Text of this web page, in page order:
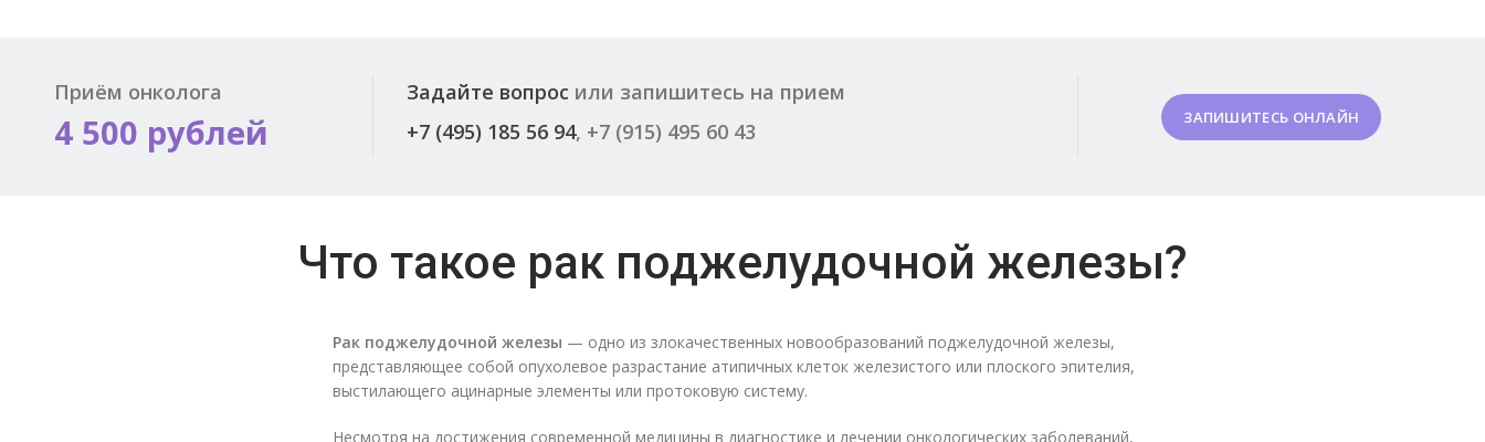
Приём онколога
4 500 рублей
Задайте вопрос или запишитесь на прием
+7 (495) 185 56 94, +7 (915) 495 60 43
ЗАПИШИТЕСЬ ОНЛАЙН
Что такое рак поджелудочной железы?
Рак поджелудочной железы — одно из злокачественных новообразований поджелудочной железы,
представляющее собой опухолевое разрастание атипичных клеток железистого или плоского эпителия,
выстилающего ацинарные элементы или протоковую систему.
Несмотря на достижения современной медицины в диагностике и лечении онкологических заболеваний,